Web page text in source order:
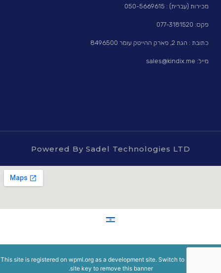
מכירות (עברית) : 050-5669615
פקס: 077-3181520
כתובת : הגת 2, פארק ההייטק עומר 8496500
מייל: sales@kindix.me
Powered By Sadel Technologies LTD
This site is registered on wpml.org as a development site. Switch to a production
site key to remove this banner
.